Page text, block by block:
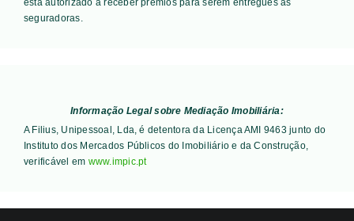
seguradoras.
Informação Legal sobre Mediação Imobiliária:
A Filius, Unipessoal, Lda, é detentora da Licença AMI 9463 junto do
Instituto dos Mercados Públicos do Imobiliário e da Construção,
verificável em www.impic.pt